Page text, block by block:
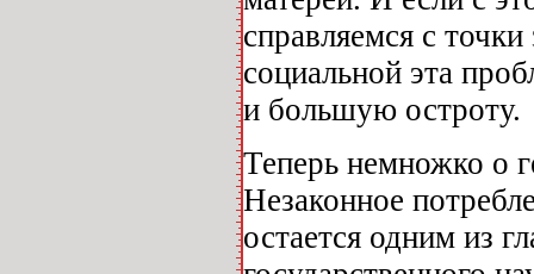
справляемся с
социальной эта
и большую остроту.
Теперь немножко о
Незаконное
остается одним из